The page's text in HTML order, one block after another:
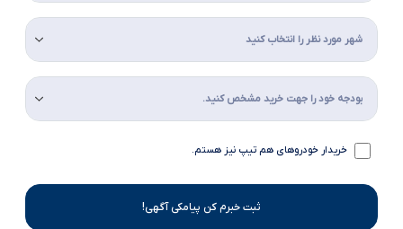
خریدار خودروهای هم تیپ نیز هستم.
ثبت خبرم کن پیامکی آگهی!